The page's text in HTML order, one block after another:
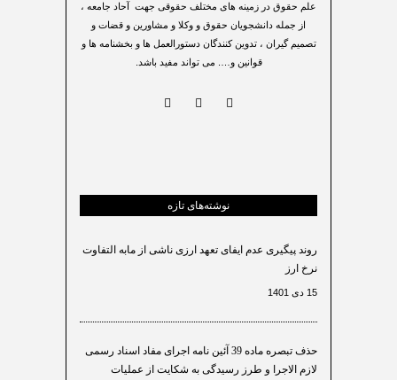
علم حقوق در زمینه های مختلف حقوقی جهت آحاد جامعه ،
از جمله دانشجویان حقوق و وکلا و مشاورین و قضات و
تصمیم گیران ، تدوین کنندگان دستورالعمل ها و بخشنامه ها و
قوانین و…. می تواند مفید باشد.
نوشته‌های تازه
روند پیگیری عدم ایفای تعهد ارزی ناشی از مابه التفاوت
نرخ ارز
15 دی 1401
حذف تبصره ماده 39 آئین نامه اجرای مفاد اسناد رسمی
لازم الاجرا و طرز رسیدگی به شکایت از عملیات